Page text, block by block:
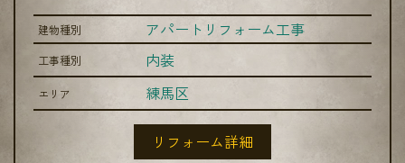
建物種別 アパートリフォーム工事
工事種別 内装
エリア 練馬区
リフォーム詳細